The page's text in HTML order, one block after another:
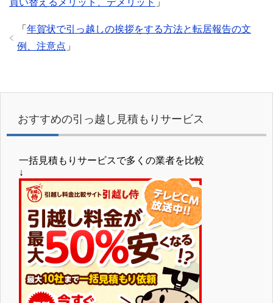
買い替えるメリット、デメリット 」
「 年賀状で引っ越しの挨拶をする方法と転居報告の文
例、注意点 」
おすすめの引っ越し見積もりサービス
一括見積もりサービスで多くの業者を比較
↓